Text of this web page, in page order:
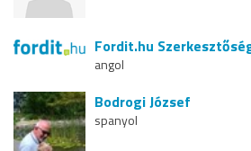
Fordit.hu
angol
Bodrogi József
spanyol